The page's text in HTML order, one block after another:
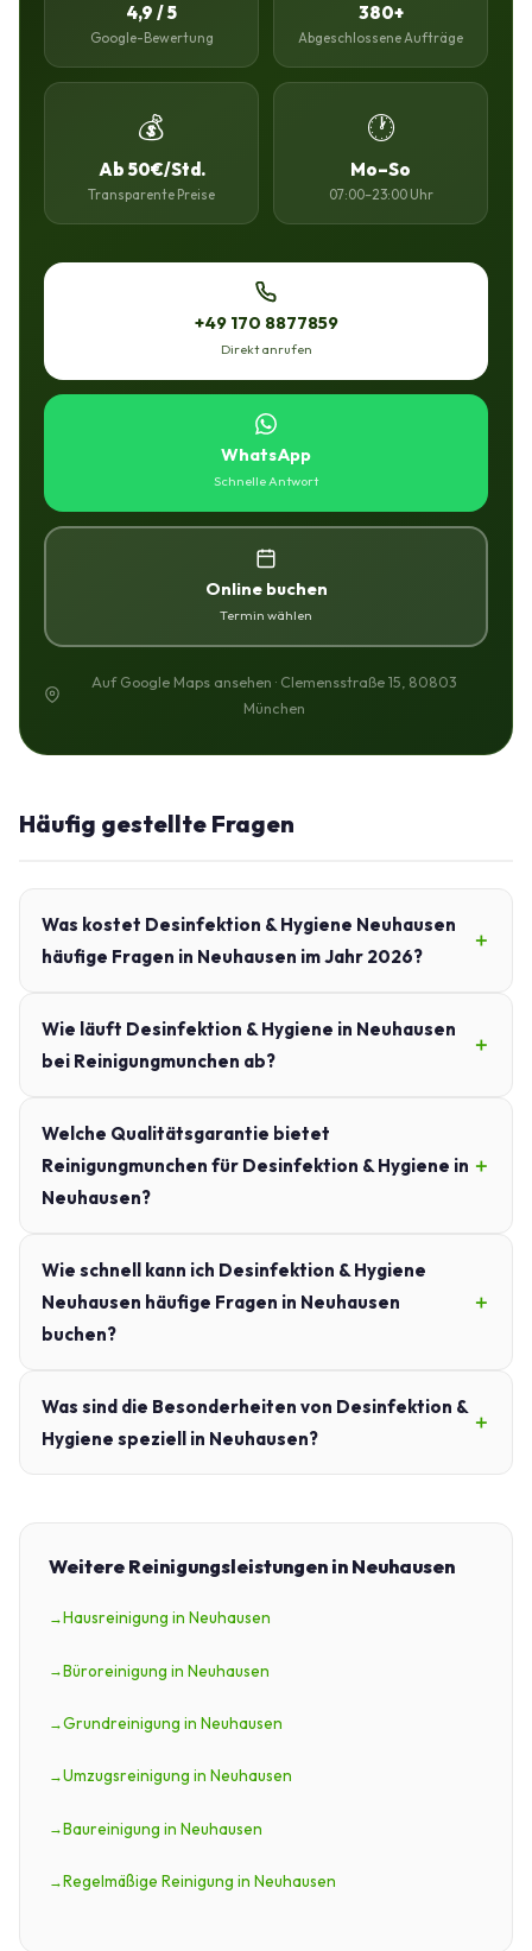
4,9 / 5
Google-Bewertung
380+
Abgeschlossene Aufträge
💰
Ab 50€/Std.
Transparente Preise
🕐
Mo–So
07:00–23:00 Uhr
+49 170 8877859
Direkt anrufen
WhatsApp
Schnelle Antwort
Online buchen
Termin wählen
Auf Google Maps ansehen · Clemensstraße 15, 80803
München
Häufig gestellte Fragen
Was kostet Desinfektion & Hygiene Neuhausen
häufige Fragen in Neuhausen im Jahr 2026?
Wie läuft Desinfektion & Hygiene in Neuhausen
bei Reinigungmunchen ab?
Welche Qualitätsgarantie bietet
Reinigungmunchen für Desinfektion & Hygiene in
Neuhausen?
Wie schnell kann ich Desinfektion & Hygiene
Neuhausen häufige Fragen in Neuhausen
buchen?
Was sind die Besonderheiten von Desinfektion &
Hygiene speziell in Neuhausen?
Weitere Reinigungsleistungen in Neuhausen
Hausreinigung in Neuhausen
Büroreinigung in Neuhausen
Grundreinigung in Neuhausen
Umzugsreinigung in Neuhausen
Baureinigung in Neuhausen
Regelmäßige Reinigung in Neuhausen